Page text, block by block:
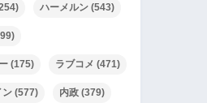
ハーメルン (543)
(175) ラブコメ (471)
ン (577) 内政 (379)